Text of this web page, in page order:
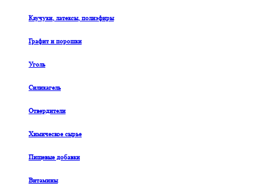
Каучуки, латексы, полиэфиры
Графит и порошки
Уголь
Силикагель
Отвердители
Химическое сырье
Пищевые добавки
Витамины